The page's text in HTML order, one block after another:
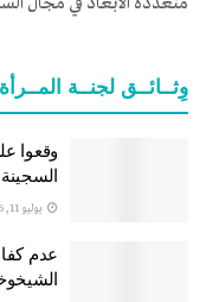
وِثــائــق لجنــة المــرأة
وقعوا
السجينة
يوليو 11, 2026
عدم